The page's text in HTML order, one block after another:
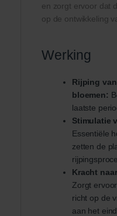
en zorgt ervoor dat
op de ontwikkeling
Werking
Rijping
bloemen:
laatste
Stimulatie
Essentiële
zetten de
Kracht
Zorgt
richt op de
aan het